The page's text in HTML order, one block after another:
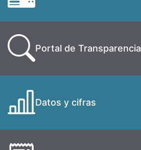
Portal de Transparencia
Datos y cifras